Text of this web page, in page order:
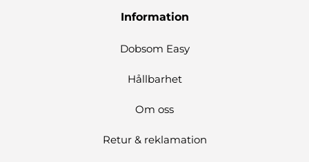
Information
Dobsom Easy
Hållbarhet
Om oss
Retur & reklamation